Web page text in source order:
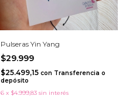
Pulseras Yin Yang
$29.999
$25.499,15 con Transferencia o
depósito
6 x $4.999,83 sin interés